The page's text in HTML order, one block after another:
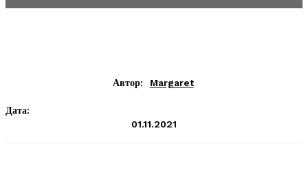
Автор: Margaret
Дата:
01.11.2021